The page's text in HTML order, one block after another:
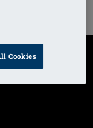
Cookies